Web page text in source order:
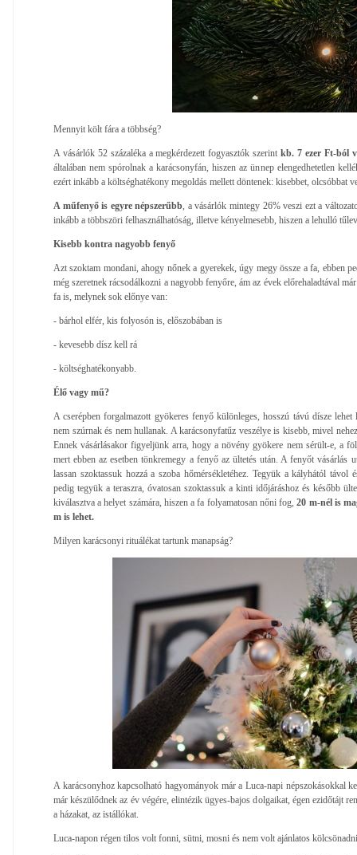
Mennyit költ fára a többség?
A vásárlók 52 százaléka a megkérdezett fogyasztók szerintkb. 7 ezer Ft-ból
általában nem spórolnak a karácsonyfán, hiszen az ünnep elengedhetetlen
ezért inkább a költséghatékony megoldás mellett döntenek: kisebbet, olcsóbbat
A műfenyő is egyre népszerűbb , a vásárlók mintegy 26% veszi ezt a
inkább a többszöri felhasználhatóság, illetve kényelmesebb, hiszen a lehulló
Kisebb kontra nagyobb fenyő
Azt szoktam mondani, ahogy nőnek a gyerekek, úgy megy össze a fa, ebben
még szeretnek rácsodálkozni a nagyobb fenyőre, ám az évek előrehaladtával
fa is, melynek sok előnye van:
- bárhol elfér, kis folyosón is, előszobában is
- kevesebb dísz kell rá
- költséghatékonyabb.
Élő vagy mű?
A cserépben forgalmazott gyökeres fenyő különleges, hosszú távú dísze
nem szúrnak és nem hullanak. A karácsonyfatűz veszélye is kisebb, mivel
Ennek vásárlásakor figyeljünk arra, hogy a növény gyökere nem sérült-e, a
mert ebben az esetben tönkremegy a fenyő az ültetés után. A fenyőt vásárlás
lassan szoktassuk hozzá a szoba hőmérsékletéhez. Tegyük a kályhától távol
pedig tegyük a teraszra, óvatosan szoktassuk a kinti időjáráshoz és később
kiválasztva a helyet számára, hiszen a fa folyamatosan nőni fog,20 m-nél is
m is lehet.
Milyen karácsonyi rituálékat tartunk manapság?
A karácsonyhoz kapcsolható hagyományok már a Luca-napi népszokásokkal
már készülődnek az év végére, elintézik ügyes-bajos dolgaikat, égen ezidőtájt
a házakat, az istállókat.
Luca-napon régen tilos volt fonni, sütni, mosni és nem volt ajánlatos